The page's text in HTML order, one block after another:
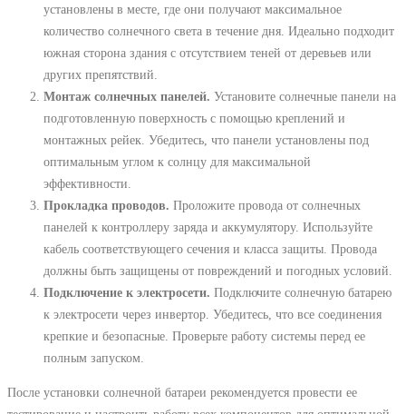
установлены в месте, где они получают максимальное
количество солнечного света в течение дня. Идеально подходит
южная сторона здания с отсутствием теней от деревьев или
других препятствий.
Монтаж солнечных панелей. Установите солнечные панели на
подготовленную поверхность с помощью креплений и
монтажных рейек. Убедитесь, что панели установлены под
оптимальным углом к солнцу для максимальной
эффективности.
Прокладка проводов. Проложите провода от солнечных
панелей к контроллеру заряда и аккумулятору. Используйте
кабель соответствующего сечения и класса защиты. Провода
должны быть защищены от повреждений и погодных условий.
Подключение к электросети. Подключите солнечную батарею
к электросети через инвертор. Убедитесь, что все соединения
крепкие и безопасные. Проверьте работу системы перед ее
полным запуском.
После установки солнечной батареи рекомендуется провести ее